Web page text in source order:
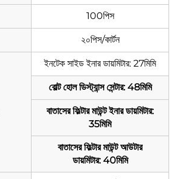
100পিস
২০পিস/কার্টন
ইনটেক সাইড ইনার ডায়মিটার: 27মিমি
বোল্ট হোল ডিস্ট্যান্স সেন্টার: 48মিমি
বাতাসের ফিল্টার মাউন্ট ইনার ডায়মিটার:
35মিমি
বাতাসের ফিল্টার মাউন্ট আউটার
ডায়মিটার: 40মিমি